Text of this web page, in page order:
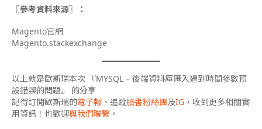
〖參考資料來源〗：
Magento官網
Magento.stackexchange
以上就是歐斯瑞本次 『MYSQL – 後端資料庫匯入遇到時間參數預
設錯誤的問題』
的分享
記得訂閱歐斯瑞的電子報 、追蹤臉書粉絲團及IG ，收到更多相關實
用資訊！也歡迎與我們聯繫 。